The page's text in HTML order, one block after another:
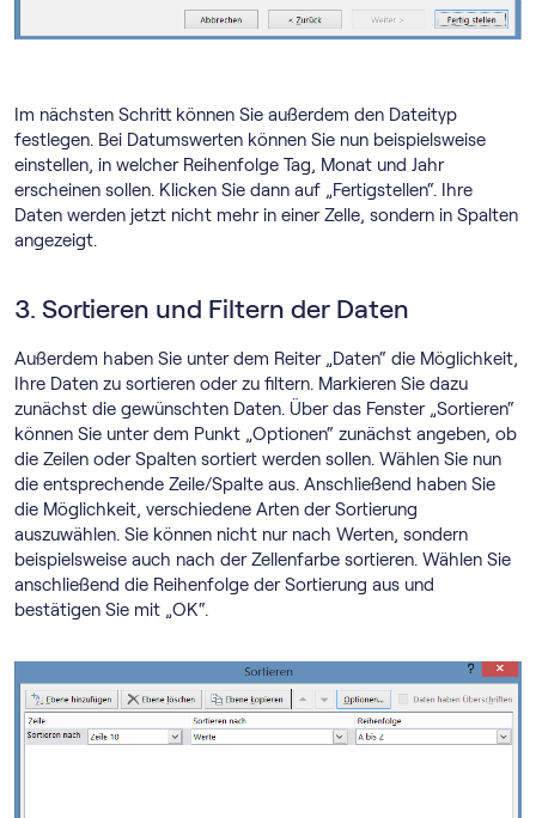
Im nächsten Schritt können Sie außerdem den Dateityp
festlegen. Bei Datumswerten können Sie nun beispielsweise
einstellen, in welcher Reihenfolge Tag, Monat und Jahr
erscheinen sollen. Klicken Sie dann auf „Fertigstellen“. Ihre
Daten werden jetzt nicht mehr in einer Zelle, sondern in Spalten
angezeigt.
3. Sortieren und Filtern der Daten
Außerdem haben Sie unter dem Reiter „Daten“ die Möglichkeit,
Ihre Daten zu sortieren oder zu filtern. Markieren Sie dazu
zunächst die gewünschten Daten. Über das Fenster „Sortieren“
können Sie unter dem Punkt „Optionen“ zunächst angeben, ob
die Zeilen oder Spalten sortiert werden sollen. Wählen Sie nun
die entsprechende Zeile/Spalte aus. Anschließend haben Sie
die Möglichkeit, verschiedene Arten der Sortierung
auszuwählen. Sie können nicht nur nach Werten, sondern
beispielsweise auch nach der Zellenfarbe sortieren. Wählen Sie
anschließend die Reihenfolge der Sortierung aus und
bestätigen Sie mit „OK“.